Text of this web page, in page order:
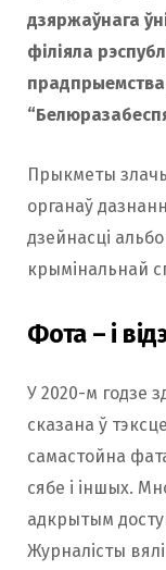
дзяржаўнага
філіяла
прадпрыемства
Прыкметы
органаў
дзейнасці
крымінальнай
Фота – і
У 2020-м годзе
сказана ў
самастойна
сябе і іншых.
адкрытым
Журналісты